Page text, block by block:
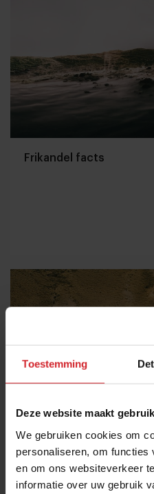
Toestemming
Deze website maakt
We gebruiken cookies om
personaliseren, om functies
en om ons websiteverkeer
informatie over uw gebruik
Frikandel facts
Best Gelezen